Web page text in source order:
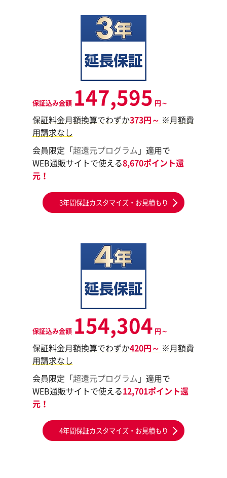
保証込み金額 147,595 円～
保証料金月額換算でわずか373円～ ※月額費
用請求なし
会員限定「超還元プログラム 」適用で
WEB通販サイトで使える8,670ポイント還
元！
3年間保証カスタマイズ・お見積もり
保証込み金額 154,304 円～
保証料金月額換算でわずか420円～ ※月額費
用請求なし
会員限定「超還元プログラム 」適用で
WEB通販サイトで使える12,701ポイント還
元！
4年間保証カスタマイズ・お見積もり